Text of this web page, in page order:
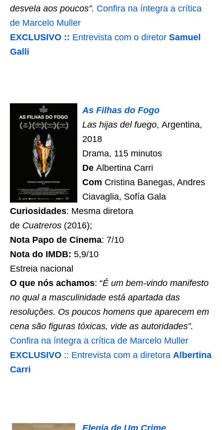
desvela aos poucos”. Confira na íntegra a crítica
de Marcelo Muller
EXCLUSIVO :: Entrevista com o diretor Samuel
Galli
As Filhas do Fogo
Las hijas del fuego, Argentina,
2018
Drama, 115 minutos
De Albertina Carri
Com Cristina Banegas, Andres
Ciavaglia, Sofía Gala
Curiosidades: Mesma diretora
de Cuatreros (2016);
Nota Papo de Cinema: 7/10
Nota do IMDB: 5,9/10
Estreia nacional
O que nós achamos: “É um bem-vindo manifesto
no qual a masculinidade está apartada das
resoluções. Os poucos homens que aparecem em
cena são figuras tóxicas, vide as autoridades”.
Confira na íntegra a crítica de Marcelo Muller
EXCLUSIVO :: Entrevista com a diretora Albertina
Carri
Elegia de Um Crime